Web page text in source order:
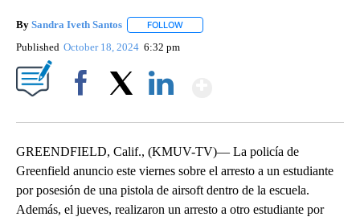
By Sandra Iveth Santos FOLLOW
Published October 18, 2024 6:32 pm
GREENDFIELD, Calif., (KMUV-TV)— La policía de
Greenfield anuncio este viernes sobre el arresto a un estudiante
por posesión de una pistola de airsoft dentro de la escuela.
Además, el jueves, realizaron un arresto a otro estudiante por